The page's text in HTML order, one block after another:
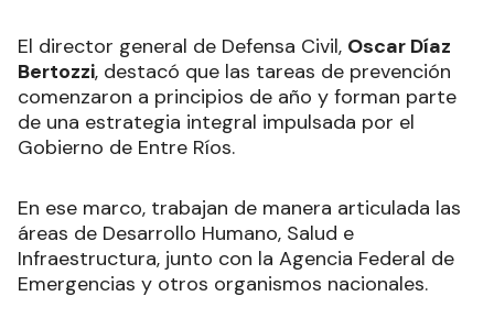
El director general de Defensa Civil, Oscar Díaz
Bertozzi, destacó que las tareas de prevención
comenzaron a principios de año y forman parte
de una estrategia integral impulsada por el
Gobierno de Entre Ríos.
En ese marco, trabajan de manera articulada las
áreas de Desarrollo Humano, Salud e
Infraestructura, junto con la Agencia Federal de
Emergencias y otros organismos nacionales.